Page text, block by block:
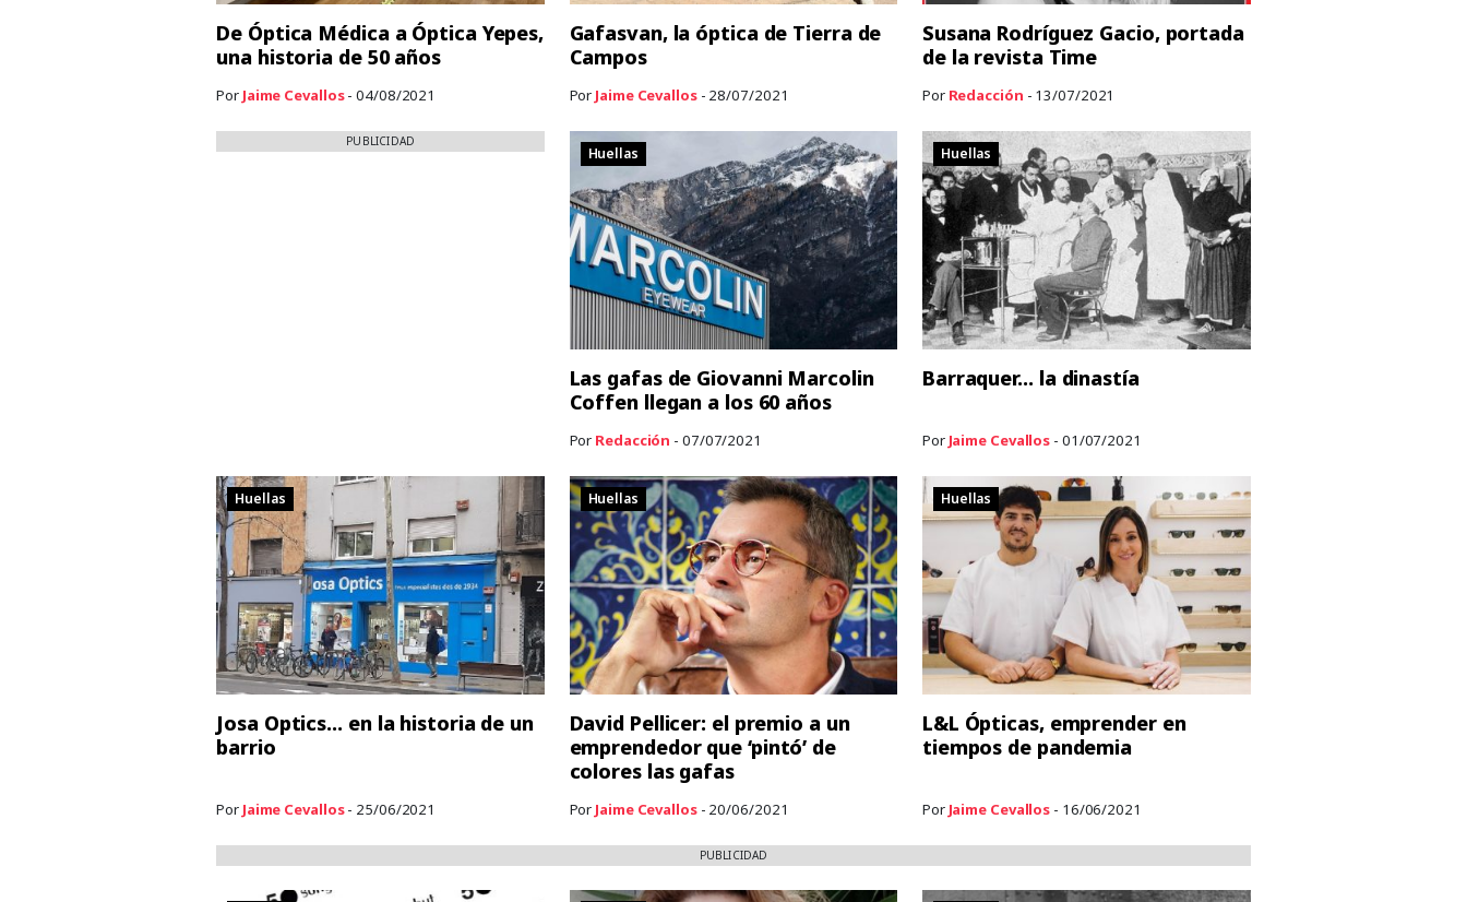
De Óptica Médica a Óptica Yepes,
una historia de 50 años
Por Jaime Cevallos- 04/08/2021
Gafasvan, la óptica de Tierra de
Campos
Por Jaime Cevallos- 28/07/2021
Susana Rodríguez Gacio, portada
de la revista Time
Por Redacción - 13/07/2021
PUBLICIDAD
Huellas
Las gafas de Giovanni Marcolin
Coffen llegan a los 60 años
Por Redacción - 07/07/2021
Huellas
Barraquer… la dinastía
Por Jaime Cevallos - 01/07/2021
Huellas
Josa Optics… en la historia de un
barrio
Por Jaime Cevallos- 25/06/2021
Huellas
David Pellicer: el premio a un
emprendedor que ‘pintó’ de
colores las gafas
Por Jaime Cevallos- 20/06/2021
Huellas
L&L Ópticas, emprender en
tiempos de pandemia
Por Jaime Cevallos - 16/06/2021
PUBLICIDAD